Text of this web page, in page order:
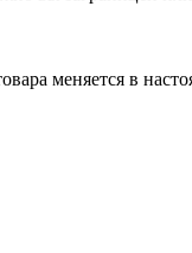
меняется в